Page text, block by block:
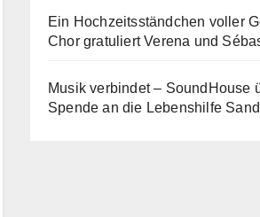
Ein Hochzeitsständchen voller
Chor gratuliert Verena und
Musik verbindet – SoundHouse
Spende an die Lebenshilfe